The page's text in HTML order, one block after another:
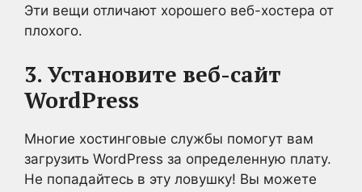
Эти вещи отличают хорошего веб-хостера от
плохого.
3. Установите веб-сайт
WordPress
Многие хостинговые службы помогут вам
загрузить WordPress за определенную плату.
Не попадайтесь в эту ловушку! Вы можете